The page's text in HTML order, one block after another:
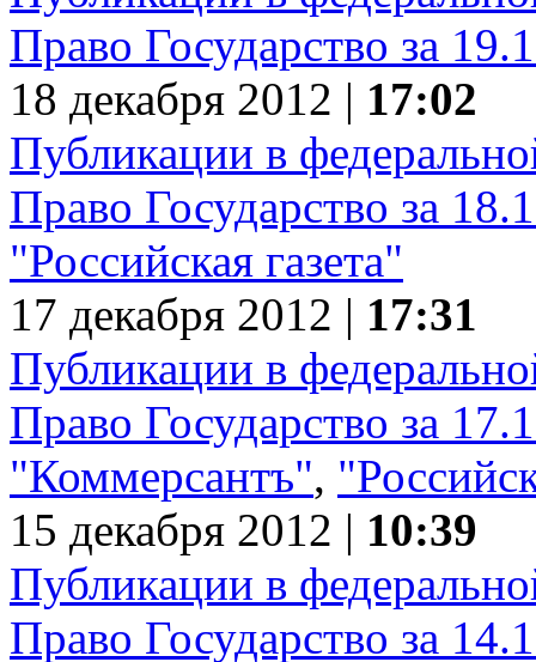
Право Государство за
18 декабря 2012 | 17:02
Публикации в
Право Государство за
"Российская газета"
17 декабря 2012 | 17:31
Публикации в
Право Государство за
"Коммерсантъ",
15 декабря 2012 | 10:39
Публикации в
Право Государство за